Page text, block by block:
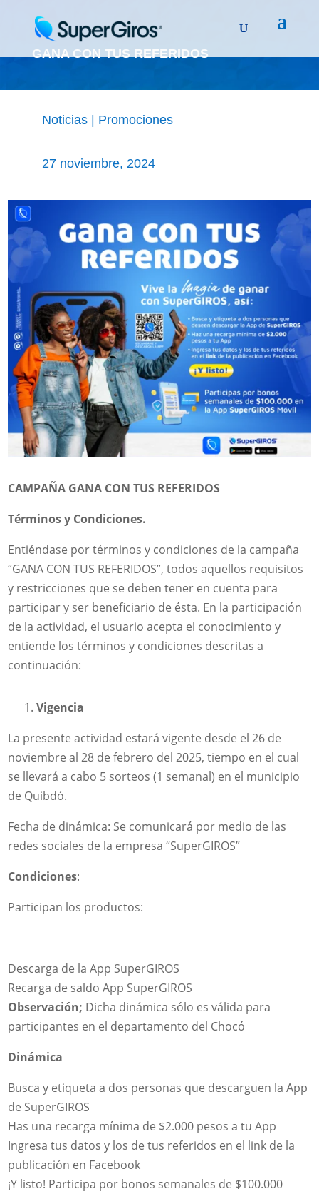
GANA CON TUS REFERIDOS
Noticias| Promociones
27 noviembre, 2024
CAMPAÑA GANA CON TUS REFERIDOS
Términos y Condiciones.
Entiéndase por términos y condiciones de la campaña
“GANA CON TUS REFERIDOS”, todos aquellos requisitos
y restricciones que se deben tener en cuenta para
participar y ser beneficiario de ésta. En la participación
de la actividad, el usuario acepta el conocimiento y
entiende los términos y condiciones descritas a
continuación:
Vigencia
La presente actividad estará vigente desde el 26 de
noviembre al 28 de febrero del 2025, tiempo en el cual
se llevará a cabo 5 sorteos (1 semanal) en el municipio
de Quibdó.
Fecha de dinámica: Se comunicará por medio de las
redes sociales de la empresa “SuperGIROS”
Condiciones:
Participan los productos:
Descarga de la App SuperGIROS
Recarga de saldo App SuperGIROS
Observación; Dicha dinámica sólo es válida para
participantes en el departamento del Chocó
Dinámica
Busca y etiqueta a dos personas que descarguen la App
de SuperGIROS
Has una recarga mínima de $2.000 pesos a tu App
Ingresa tus datos y los de tus referidos en el link de la
publicación en Facebook
¡Y listo! Participa por bonos semanales de $100.000